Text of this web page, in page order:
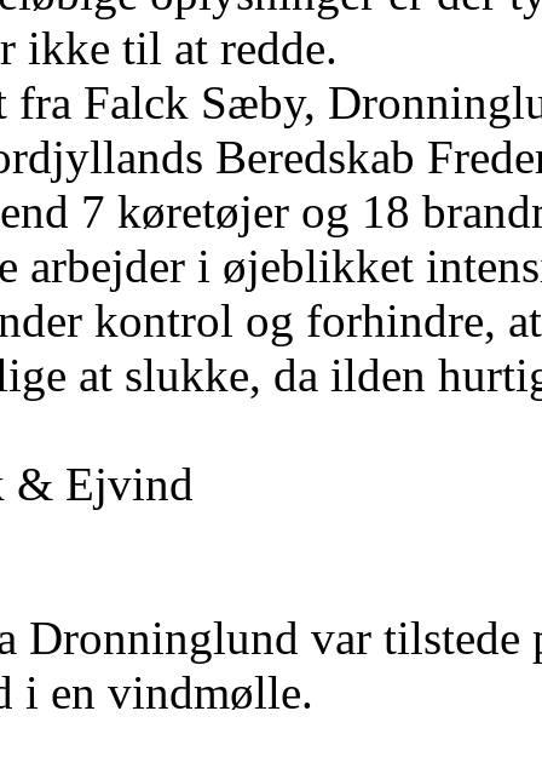
ikke til at redde.
fra Falck Sæby,
Beredskab
7 køretøjer og 18
arbejder i øjeblikket
kontrol og forhindre,
at slukke, da ilden
& Ejvind
Dronninglund var tilstede
i en vindmølle.